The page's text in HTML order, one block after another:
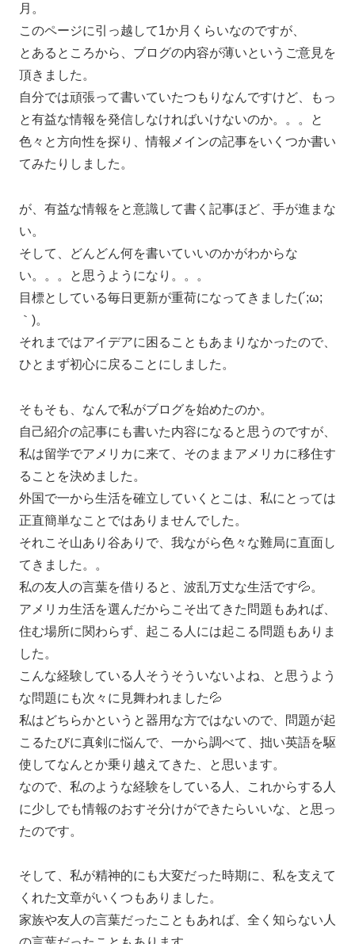
月。
このページに引っ越して1か月くらいなのですが、
とあるところから、ブログの内容が薄いというご意見を
頂きました。
自分では頑張って書いていたつもりなんですけど、もっ
と有益な情報を発信しなければいけないのか。。。と
色々と方向性を探り、情報メインの記事をいくつか書い
てみたりしました。
が、有益な情報をと意識して書く記事ほど、手が進まな
い。
そして、どんどん何を書いていいのかがわからな
い。。。と思うようになり。。。
目標としている毎日更新が重荷になってきました(´;ω;
｀)。
それまではアイデアに困ることもあまりなかったので、
ひとまず初心に戻ることにしました。
そもそも、なんで私がブログを始めたのか。
自己紹介の記事にも書いた内容になると思うのですが、
私は留学でアメリカに来て、そのままアメリカに移住す
ることを決めました。
外国で一から生活を確立していくとこは、私にとっては
正直簡単なことではありませんでした。
それこそ山あり谷ありで、我ながら色々な難局に直面し
てきました。。
私の友人の言葉を借りると、波乱万丈な生活です💦。
アメリカ生活を選んだからこそ出てきた問題もあれば、
住む場所に関わらず、起こる人には起こる問題もありま
した。
こんな経験している人そうそういないよね、と思うよう
な問題にも次々に見舞われました💦
私はどちらかというと器用な方ではないので、問題が起
こるたびに真剣に悩んで、一から調べて、拙い英語を駆
使してなんとか乗り越えてきた、と思います。
なので、私のような経験をしている人、これからする人
に少しでも情報のおすそ分けができたらいいな、と思っ
たのです。
そして、私が精神的にも大変だった時期に、私を支えて
くれた文章がいくつもありました。
家族や友人の言葉だったこともあれば、全く知らない人